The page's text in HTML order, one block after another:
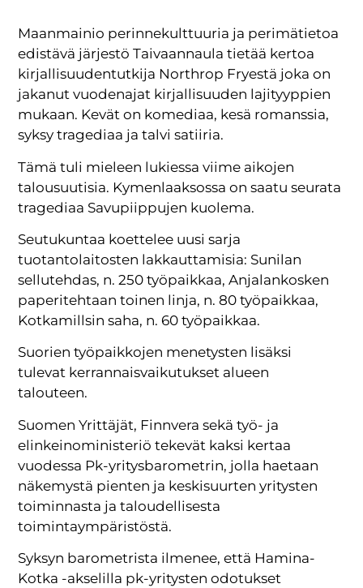
Maanmainio perinnekulttuuria ja perimätietoa
edistävä järjestö Taivaannaula tietää kertoa
kirjallisuudentutkija Northrop Fryestä joka on
jakanut vuodenajat kirjallisuuden lajityyppien
mukaan. Kevät on komediaa, kesä romanssia,
syksy tragediaa ja talvi satiiria.
Tämä tuli mieleen lukiessa viime aikojen
talousuutisia. Kymenlaaksossa on saatu seurata
tragediaa Savupiippujen kuolema.
Seutukuntaa koettelee uusi sarja
tuotantolaitosten lakkauttamisia: Sunilan
sellutehdas, n. 250 työpaikkaa, Anjalankosken
paperitehtaan toinen linja, n. 80 työpaikkaa,
Kotkamillsin saha, n. 60 työpaikkaa.
Suorien työpaikkojen menetysten lisäksi
tulevat kerrannaisvaikutukset alueen
talouteen.
Suomen Yrittäjät, Finnvera sekä työ- ja
elinkeinoministeriö tekevät kaksi kertaa
vuodessa Pk-yritysbarometrin, jolla haetaan
näkemystä pienten ja keskisuurten yritysten
toiminnasta ja taloudellisesta
toimintaympäristöstä.
Syksyn barometrista ilmenee, että Hamina-
Kotka -akselilla pk-yritysten odotukset